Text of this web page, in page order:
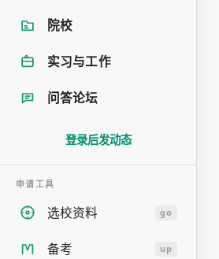
院校
实习与工作
问答论坛
登录后发动态
申请工具
选校资料 go
备考 up